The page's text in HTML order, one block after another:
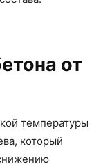
от
температуры
который